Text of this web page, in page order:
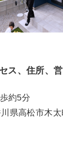
ス、住所、営
約5分
県高松市木